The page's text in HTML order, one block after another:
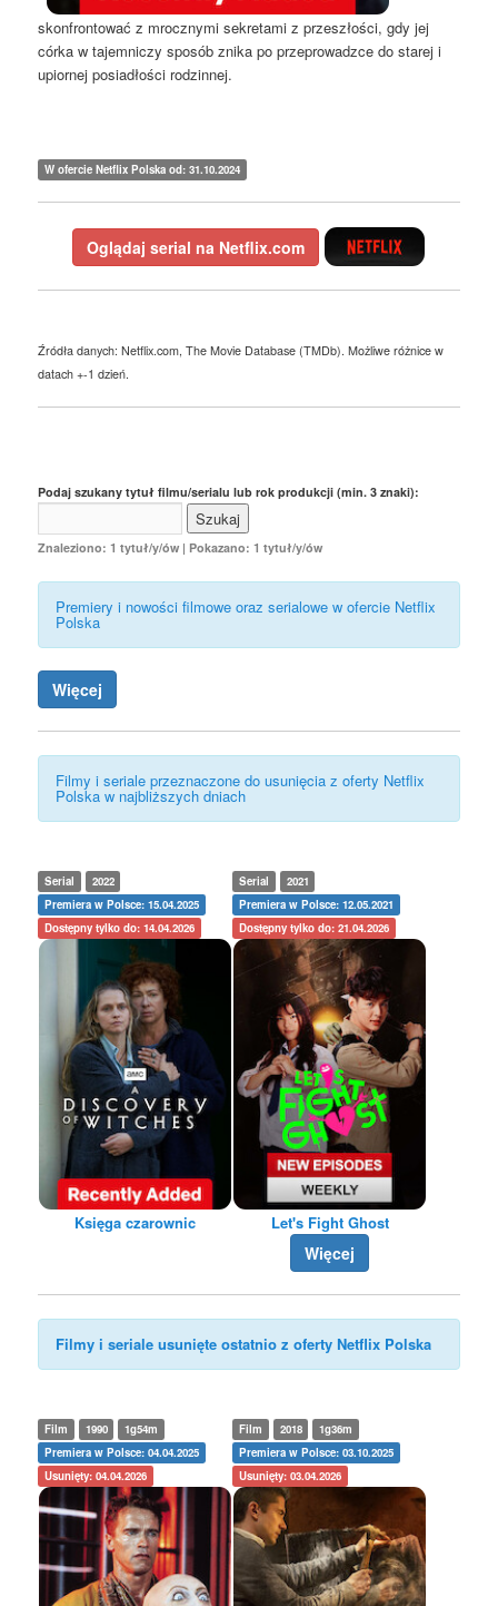
skonfrontować z mrocznymi sekretami z przeszłości, gdy jej
córka w tajemniczy sposób znika po przeprowadzce do starej i
upiornej posiadłości rodzinnej.
W ofercie Netflix Polska od: 31.10.2024
Oglądaj serial na Netflix.com
Źródła danych: Netflix.com, The Movie Database (TMDb). Możliwe różnice w
datach +-1 dzień.
Podaj szukany tytuł filmu/serialu lub rok produkcji (min. 3 znaki):
Znaleziono: 1 tytuł/y/ów | Pokazano: 1 tytuł/y/ów
Premiery i nowości filmowe oraz serialowe w ofercie Netflix
Polska
Więcej
Filmy i seriale przeznaczone do usunięcia z oferty Netflix
Polska w najbliższych dniach
Serial
2022
Premiera w Polsce: 15.04.2025
Dostępny tylko do: 14.04.2026
Księga czarownic
Serial
2021
Premiera w Polsce: 12.05.2021
Dostępny tylko do: 21.04.2026
Let's Fight Ghost
Więcej
Filmy i seriale usunięte ostatnio z oferty Netflix Polska
Film 1990
1g54m
Premiera w Polsce: 04.04.2025
Usunięty: 04.04.2026
Film 2018
1g36m
Premiera w Polsce: 03.10.2025
Usunięty: 03.04.2026